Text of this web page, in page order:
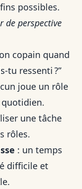
possibles.
de perspective
copain quand
tu ressenti ?”
joue un rôle
une tâche
rôles.
: un temps
difficile et